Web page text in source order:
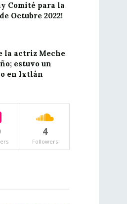
Comité para la
Octubre 2022!
la actriz Meche
estuvo un
en Ixtlán
4
Followers